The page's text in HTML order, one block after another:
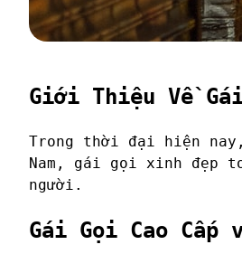
Giới Thiệu Về
Trong thời đại hiện
Nam, gái gọi xinh đẹp
người.
Gái Gọi Cao Cấp